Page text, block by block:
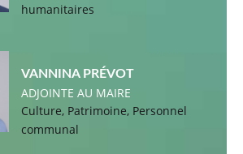
humanitaires
VANNINA PRÉVOT
ADJOINTE AU MAIRE
Culture, Patrimoine, Personnel
communal